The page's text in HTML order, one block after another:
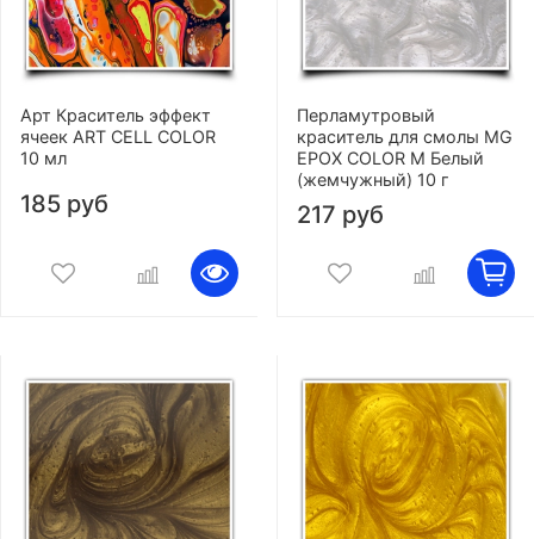
Арт Краситель эффект
ячеек ART CELL COLOR
10 мл
185 руб
Перламутровый
краситель для смолы MG
EPOX COLOR M Белый
(жемчужный) 10 г
217 руб